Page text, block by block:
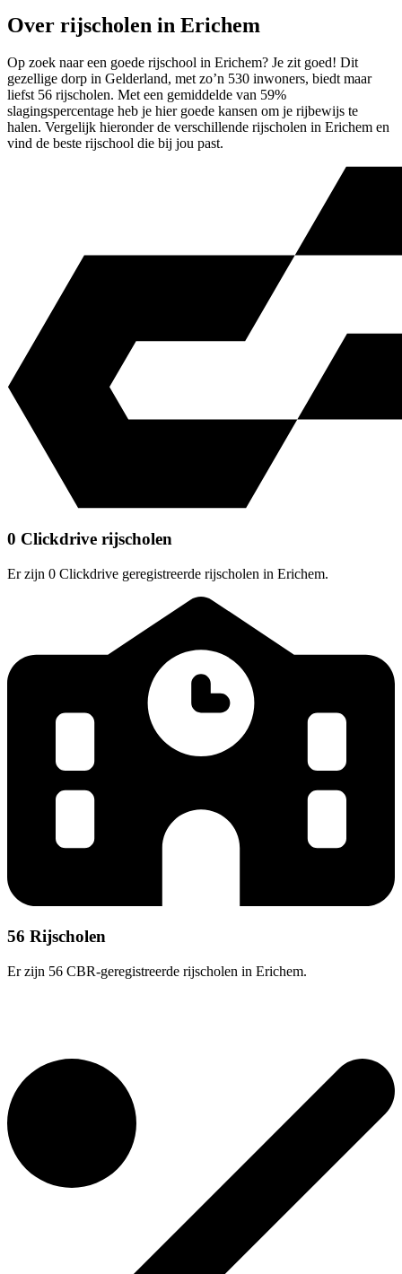
Over rijscholen in Erichem
Op zoek naar een goede rijschool in Erichem? Je zit goed! Dit
gezellige dorp in Gelderland, met zo’n 530 inwoners, biedt maar
liefst 56 rijscholen. Met een gemiddelde van 59%
slagingspercentage heb je hier goede kansen om je rijbewijs te
halen. Vergelijk hieronder de verschillende rijscholen in Erichem en
vind de beste rijschool die bij jou past.
0 Clickdrive rijscholen
Er zijn 0 Clickdrive geregistreerde rijscholen in Erichem.
56 Rijscholen
Er zijn 56 CBR-geregistreerde rijscholen in Erichem.